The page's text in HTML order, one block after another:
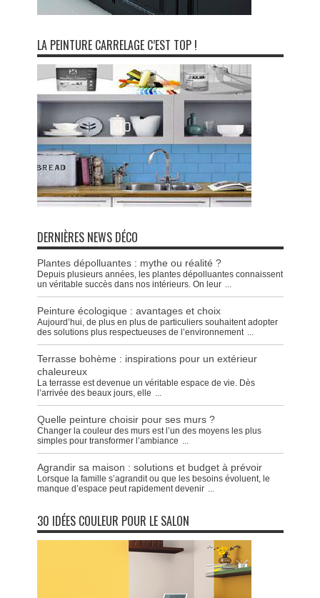
LA PEINTURE CARRELAGE C’EST TOP !
DERNIÈRES NEWS DÉCO
Plantes dépolluantes : mythe ou réalité ?
Depuis plusieurs années, les plantes dépolluantes connaissent
un véritable succès dans nos intérieurs. On leur ...
Peinture écologique : avantages et choix
Aujourd’hui, de plus en plus de particuliers souhaitent adopter
des solutions plus respectueuses de l’environnement ...
Terrasse bohème : inspirations pour un extérieur
chaleureux
La terrasse est devenue un véritable espace de vie. Dès
l’arrivée des beaux jours, elle ...
Quelle peinture choisir pour ses murs ?
Changer la couleur des murs est l’un des moyens les plus
simples pour transformer l’ambiance ...
Agrandir sa maison : solutions et budget à prévoir
Lorsque la famille s’agrandit ou que les besoins évoluent, le
manque d’espace peut rapidement devenir ...
30 IDÉES COULEUR POUR LE SALON